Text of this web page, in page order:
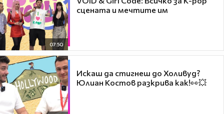
07:50
сцената и мечтите им
Искаш да стигнеш до Холивуд?
Юлиан Костов разкрива как!👀💥